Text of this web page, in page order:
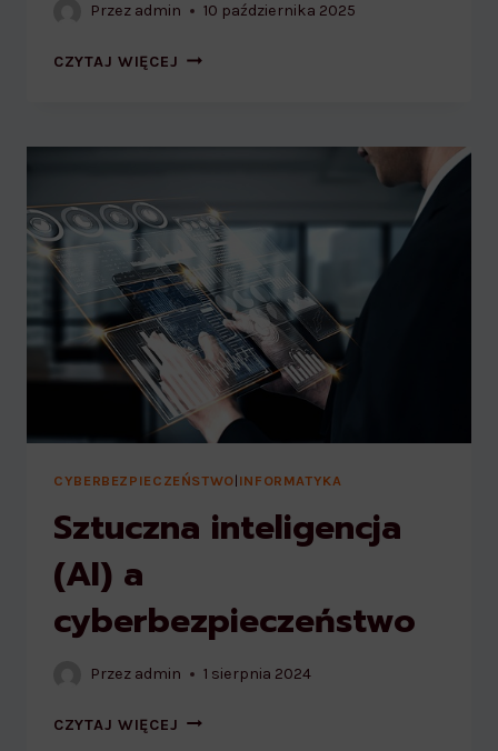
Przez admin 10 października 2025
CZYTAJ WIĘCEJ PUŁAPKI
CYBERBEZPIECZEŃSTWO| INFORMATYKA
Sztuczna inteligencja
(AI) a
cyberbezpieczeństwo
Przez admin 1 sierpnia 2024
CZYTAJ WIĘCEJ SZTUCZNA